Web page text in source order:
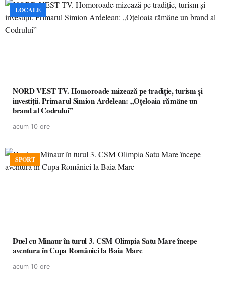
LOCALE
NORD VEST TV. Homoroade mizează pe tradiție, turism și
investiții. Primarul Simion Ardelean: „Oțeloaia rămâne un
brand al Codrului”
acum 10 ore
SPORT
Duel cu Minaur în turul 3. CSM Olimpia Satu Mare începe
aventura în Cupa României la Baia Mare
acum 10 ore